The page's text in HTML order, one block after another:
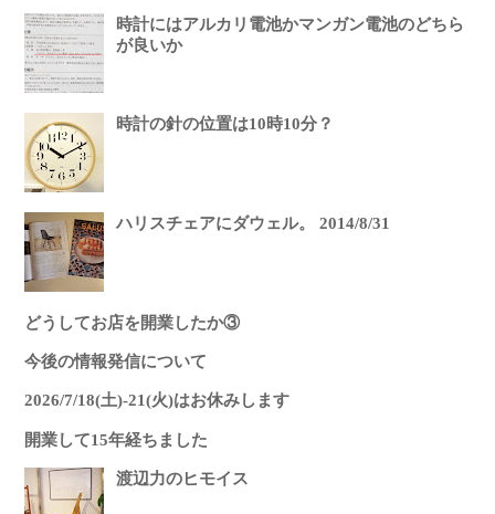
時計にはアルカリ電池かマンガン電池のどちら
が良いか
時計の針の位置は10時10分？
ハリスチェアにダウェル。 2014/8/31
どうしてお店を開業したか③
今後の情報発信について
2026/7/18(土)-21(火)はお休みします
開業して15年経ちました
渡辺力のヒモイス